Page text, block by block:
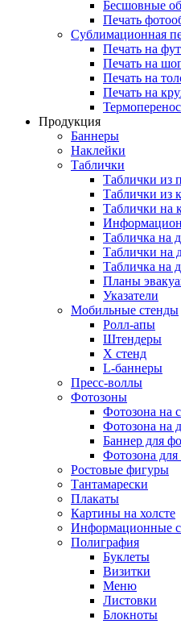
Бесшовные
Печать
Сублимационная
Печать на
Печать на
Печать на
Печать на
Продукция
Баннеры
Наклейки
Таблички
Таблички из
Таблички из
Таблички на
Табличка на
Таблички на
Табличка на
Планы
Указатели
Мобильные стенды
Ролл-апы
Штендеры
Х стенд
L-баннеры
Пресс-воллы
Фотозоны
Фотозона на
Фотозона на
Баннер для
Фотозона для
Ростовые фигуры
Тантамарески
Плакаты
Картины на холсте
Информационные
Полиграфия
Буклеты
Визитки
Меню
Листовки
Блокноты